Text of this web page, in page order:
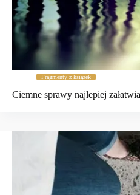
Fragmenty z książek
Ciemne sprawy najlepiej